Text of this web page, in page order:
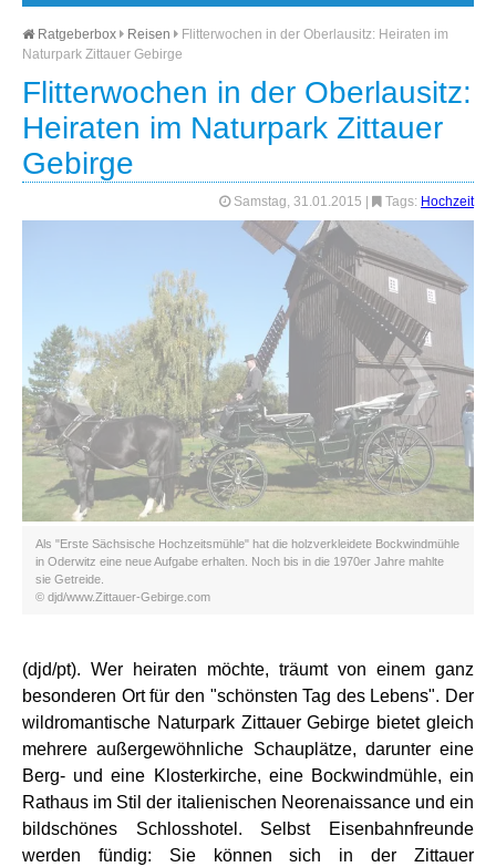
Ratgeberbox Reisen
Flitterwochen in der Oberlausitz: Heiraten im
Naturpark Zittauer Gebirge
Flitterwochen in der Oberlausitz:
Heiraten im Naturpark Zittauer
Gebirge
Samstag, 31.01.2015 Tags: Hochzeit
Als "Erste Sächsische Hochzeitsmühle" hat die holzverkleidete Bockwindmühle
in Oderwitz eine neue Aufgabe erhalten. Noch bis in die 1970er Jahre mahlte
sie Getreide.
© djd/www.Zittauer-Gebirge.com
❮ ❯
(djd/pt). Wer heiraten möchte, träumt von einem ganz
besonderen Ort für den "schönsten Tag des Lebens". Der
wildromantische Naturpark Zittauer Gebirge bietet gleich
mehrere außergewöhnliche Schauplätze, darunter eine
Berg- und eine Klosterkirche, eine Bockwindmühle, ein
Rathaus im Stil der italienischen Neorenaissance und ein
bildschönes Schlosshotel. Selbst Eisenbahnfreunde
werden fündig: Sie können sich in der Zittauer